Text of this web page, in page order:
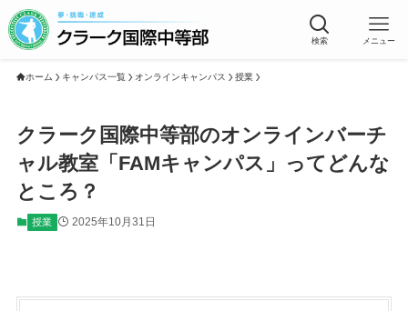
検索 メニュー
ホーム キャンパス一覧 オンラインキャンパス 授業
クラーク国際中等部のオンラインバーチ
ャル教室「FAMキャンパス」ってどんな
ところ？
授業 2025年10月31日